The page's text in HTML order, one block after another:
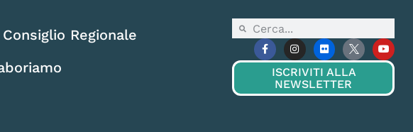
Consiglio Regionale
ISCRIVITI ALLA
NEWSLETTER